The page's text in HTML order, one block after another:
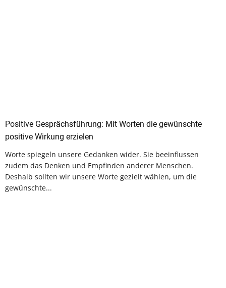
Positive Gesprächsführung: Mit Worten die gewünschte
positive Wirkung erzielen
Worte spiegeln unsere Gedanken wider. Sie beeinflussen
zudem das Denken und Empfinden anderer Menschen.
Deshalb sollten wir unsere Worte gezielt wählen, um die
gewünschte...